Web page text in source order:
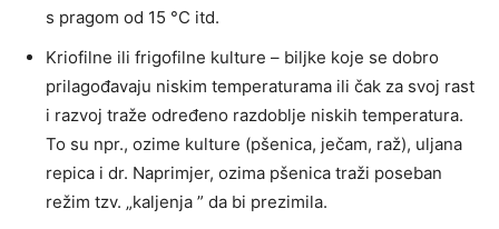
s pragom od 15 °C itd.
Kriofilne ili frigofilne kulture – biljke koje se dobro
prilagođavaju niskim temperaturama ili čak za svoj rast
i razvoj traže određeno razdoblje niskih temperatura.
To su npr., ozime kulture (pšenica, ječam, raž), uljana
repica i dr. Naprimjer, ozima pšenica traži poseban
režim tzv. „kaljenja ” da bi prezimila.